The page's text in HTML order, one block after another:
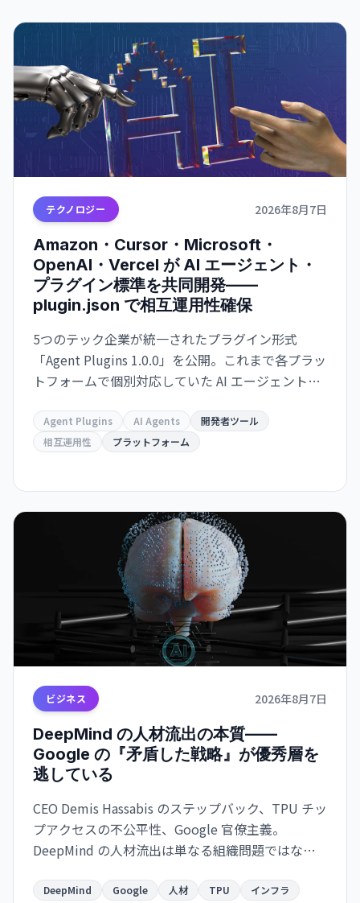
テクノロジー 2026年8月7日
Amazon・Cursor・Microsoft・
OpenAI・Vercel が AI エージェント・
プラグイン標準を共同開発——
plugin.json で相互運用性確保
5つのテック企業が統一されたプラグイン形式
「Agent Plugins 1.0.0」を公開。これまで各プラッ
トフォームで個別対応していた AI エージェント拡
間での再利用が可能になり、開発者の負担が大幅
に軽減される。
Agent Plugins AI Agents
開発者ツール
相互運用性
プラットフォーム
ビジネス 2026年8月7日
DeepMind の人材流出の本質——
Google の『矛盾した戦略』が優秀層を
逃している
CEO Demis Hassabis のステップバック、TPU チッ
プアクセスの不公平性、Google 官僚主義。
DeepMind の人材流出は単なる組織問題ではな
いる。
DeepMind Google 人材 TPU インフラ